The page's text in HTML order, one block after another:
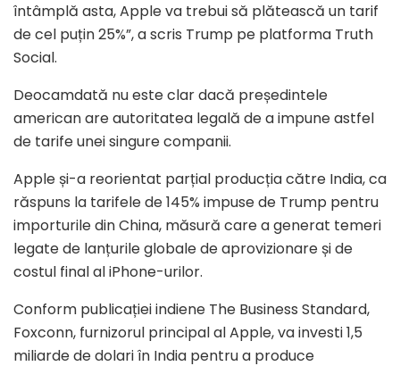
întâmplă asta, Apple va trebui să plătească un tarif
de cel puțin 25%”, a scris Trump pe platforma Truth
Social.
Deocamdată nu este clar dacă președintele
american are autoritatea legală de a impune astfel
de tarife unei singure companii.
Apple și-a reorientat parțial producția către India, ca
răspuns la tarifele de 145% impuse de Trump pentru
importurile din China, măsură care a generat temeri
legate de lanțurile globale de aprovizionare și de
costul final al iPhone-urilor.
Conform publicației indiene The Business Standard,
Foxconn, furnizorul principal al Apple, va investi 1,5
miliarde de dolari în India pentru a produce